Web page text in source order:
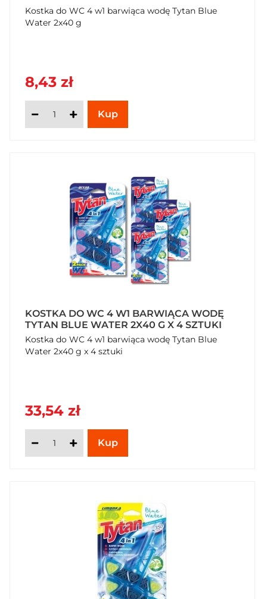
Kostka do WC 4 w1 barwiąca wodę Tytan Blue
Water 2x40 g
8,43 zł
KOSTKA DO WC 4 W1 BARWIĄCA WODĘ
TYTAN BLUE WATER 2X40 G X 4 SZTUKI
Kostka do WC 4 w1 barwiąca wodę Tytan Blue
Water 2x40 g x 4 sztuki
33,54 zł